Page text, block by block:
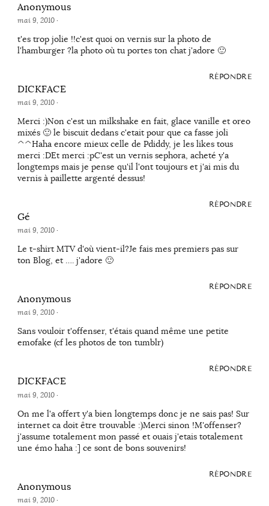
Anonymous
mai 9, 2010·
t'es trop jolie !!c'est quoi on vernis sur la photo de
l'hamburger ?la photo où tu portes ton chat j'adore 🙂
RÉPONDRE
DICKFACE
mai 9, 2010·
Merci :)Non c'est un milkshake en fait, glace vanille et oreo
mixés 🙂 le biscuit dedans c'etait pour que ca fasse joli
^^Haha encore mieux celle de Pdiddy, je les likes tous
merci :DEt merci :pC'est un vernis sephora, acheté y'a
longtemps mais je pense qu'il l'ont toujours et j'ai mis du
vernis à paillette argenté dessus!
RÉPONDRE
Gé
mai 9, 2010·
Le t-shirt MTV d'où vient-il?Je fais mes premiers pas sur
ton Blog, et …. j'adore 🙂
RÉPONDRE
Anonymous
mai 9, 2010·
Sans vouloir t'offenser, t'étais quand même une petite
emofake (cf les photos de ton tumblr)
RÉPONDRE
DICKFACE
mai 9, 2010·
On me l'a offert y'a bien longtemps donc je ne sais pas! Sur
internet ca doit être trouvable :)Merci sinon !M'offenser?
j'assume totalement mon passé et ouais j'etais totalement
une émo haha :] ce sont de bons souvenirs!
RÉPONDRE
Anonymous
mai 9, 2010·